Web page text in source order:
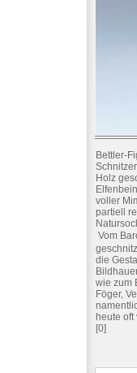
Bettler-
Holz
voller
partiell
Vom
die
wie zum
Föger,
heute
[0]